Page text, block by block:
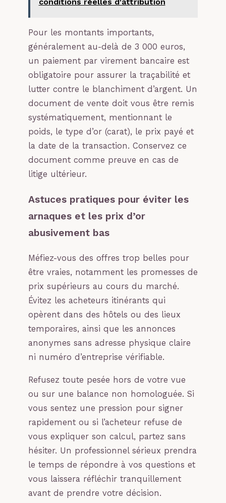
Pour les montants importants,
généralement au-delà de 3 000 euros,
un paiement par virement bancaire est
obligatoire pour assurer la traçabilité et
lutter contre le blanchiment d’argent. Un
document de vente doit vous être remis
systématiquement, mentionnant le
poids, le type d’or (carat), le prix payé et
la date de la transaction. Conservez ce
document comme preuve en cas de
litige ultérieur.
Astuces pratiques pour éviter les
arnaques et les prix d’or
abusivement bas
Méfiez-vous des offres trop belles pour
être vraies, notamment les promesses de
prix supérieurs au cours du marché.
Évitez les acheteurs itinérants qui
opèrent dans des hôtels ou des lieux
temporaires, ainsi que les annonces
anonymes sans adresse physique claire
ni numéro d’entreprise vérifiable.
Refusez toute pesée hors de votre vue
ou sur une balance non homologuée. Si
vous sentez une pression pour signer
rapidement ou si l’acheteur refuse de
vous expliquer son calcul, partez sans
hésiter. Un professionnel sérieux prendra
le temps de répondre à vos questions et
vous laissera réfléchir tranquillement
avant de prendre votre décision.